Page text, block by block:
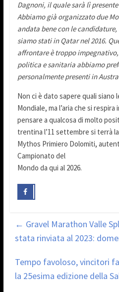
Dagnoni, il quale sarà lì
Abbiamo già organizzato due
andata bene con le candidature,
siamo stati in Qatar nel 2016.
affrontare è troppo
politica e sanitaria abbiamo
personalmente presenti in
Non ci è dato sapere quali siano
Mondiale, ma l’aria che si respira
pensare a qualcosa di molto
trentina l’11 settembre si terrà
Mythos Primiero Dolomiti,
Campionato del
Mondo da qui al 2026.
← Gravel Marathon Valle
stata rinviata al 2023:
Tempo favoloso, vincitori
la 25esima edizione della